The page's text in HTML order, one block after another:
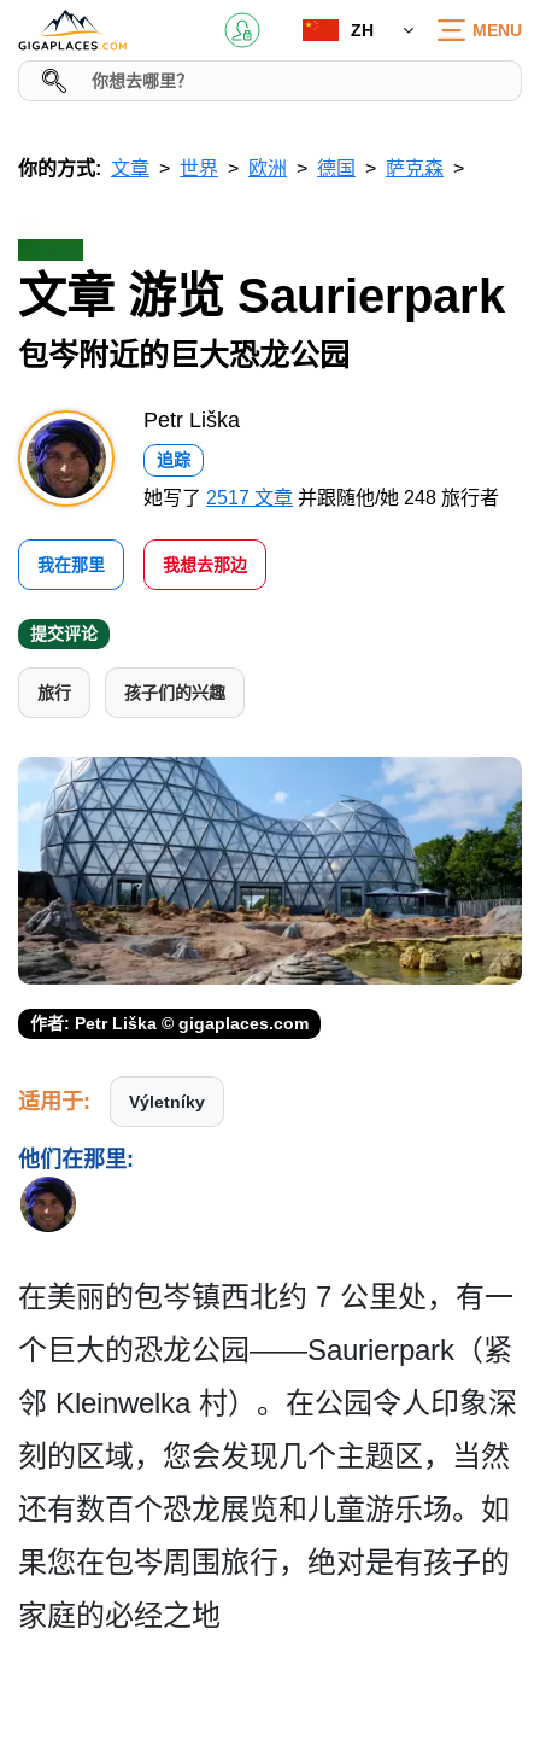
ZH MENU
你的方式: 文章 世界 欧洲 德国 萨克森
文章 游览 Saurierpark
包岑附近的巨大恐龙公园
Petr Liška
追踪
她写了 2517 文章 并跟随他/她 248 旅行者
我在那里 我想去那边
提交评论
旅行 孩子们的兴趣
作者: Petr Liška © gigaplaces.com
适用于: Výletníky
他们在那里:
在美丽的包岑镇西北约 7 公里处，有一
个巨大的恐龙公园——Saurierpark（紧
邻 Kleinwelka 村）。在公园令人印象深
刻的­区域，您会发现几个主题区，当然
还有数百个恐龙展览­和儿童游乐场。如
果您在包岑周围旅行，绝对是有孩子­的
家庭的必经之地